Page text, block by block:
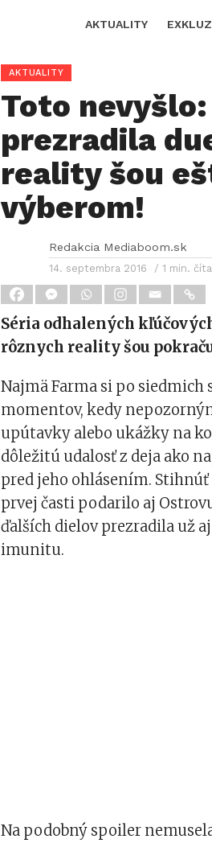
AKTUALITY
AKTUALITY
Toto
prezradila
reality šou
výberom!
Redakcia Mediaboom.sk
14. septembra 2016 / 1 min.
Séria odhalených
rôznych reality šou
Najmä Farma si po
momentov, kedy
upútavky alebo ukážky na
dôležitú udalosť z deja ako
pred jeho ohlásením.
prvej časti podarilo aj
ďalších dielov prezradila už
imunitu.
Na podobný spoiler